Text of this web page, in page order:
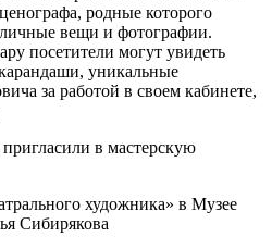
родные которого
вещи и фотографии.
посетители могут увидеть
уникальные
за работой в своем кабинете,
художника» в Музее
Сибирякова